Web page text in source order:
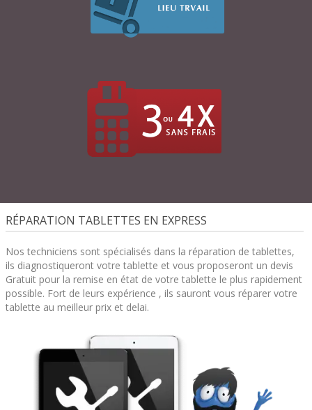
RÉPARATION TABLETTES EN EXPRESS
Nos techniciens sont spécialisés dans la réparation de tablettes,
ils diagnostiqueront votre tablette et vous proposeront un devis
Gratuit pour la remise en état de votre tablette le plus rapidement
possible. Fort de leurs expérience , ils sauront vous réparer votre
tablette au meilleur prix et delai.